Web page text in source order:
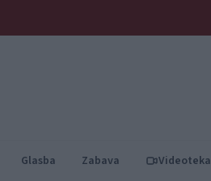
Glasba Zabava Videoteka